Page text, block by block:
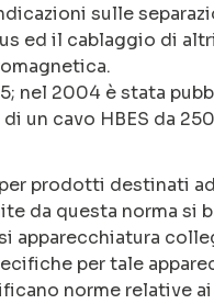
sulle
ed il cablaggio di
nel 2004 è stata
un cavo HBES da
prodotti destinati
da questa norma si
apparecchiatura
per tale
norme relative ai